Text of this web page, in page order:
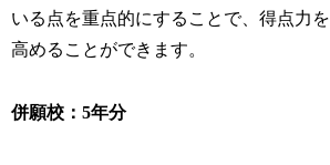
いる点を重点的にすることで、得点力を
高めることができます。
併願校：5年分